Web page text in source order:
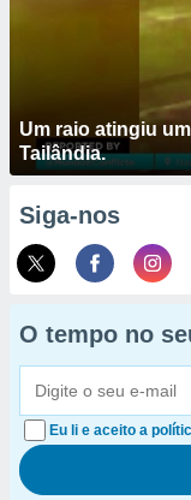
Um raio atingiu
Tailândia.
Siga-nos
O tempo no
Eu li e aceito a